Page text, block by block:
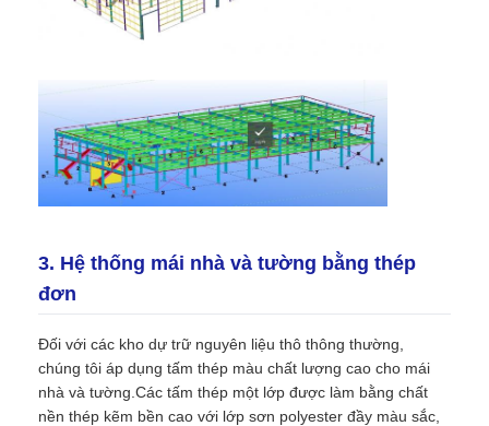
Nhà để xe bằng thép
3. Hệ thống mái nhà và tường bằng thép
đơn
Đối với các kho dự trữ nguyên liệu thô thông thường,
chúng tôi áp dụng tấm thép màu chất lượng cao cho mái
nhà và tường.Các tấm thép một lớp được làm bằng chất
nền thép kẽm bền cao với lớp sơn polyester đầy màu sắc,